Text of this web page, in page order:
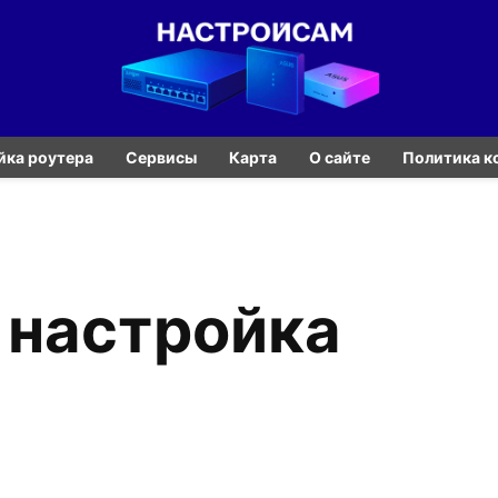
роутера Сервисы Карта О сайте Политика